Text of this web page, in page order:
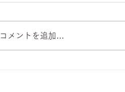
コメントを追加…